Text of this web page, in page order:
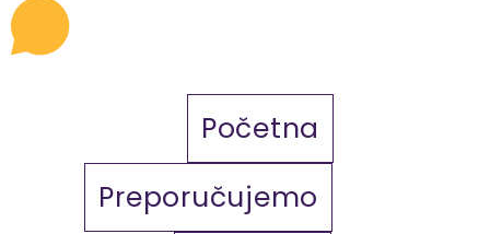
Početna
Preporučujemo